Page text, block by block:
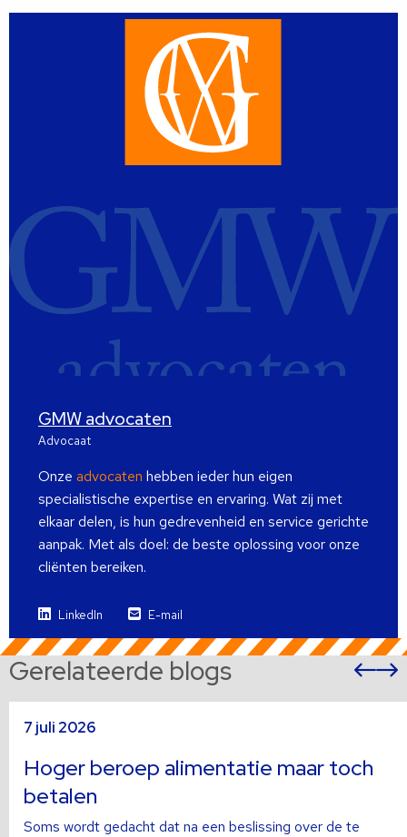
GMW advocaten
Advocaat
Onze advocaten hebben ieder hun eigen
specialistische expertise en ervaring. Wat zij met
elkaar delen, is hun gedrevenheid en service gerichte
aanpak. Met als doel: de beste oplossing voor onze
cliënten bereiken.
LinkedIn E-mail
Gerelateerde blogs
7 juli 2026
Hoger beroep alimentatie maar toch
betalen
Soms wordt gedacht dat na een beslissing over de te
meer